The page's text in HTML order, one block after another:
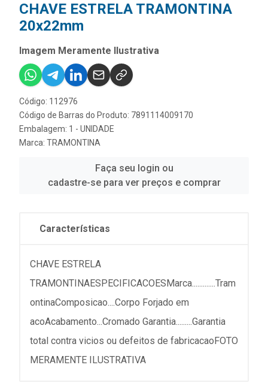
CHAVE ESTRELA TRAMONTINA
20x22mm
Imagem Meramente Ilustrativa
Código: 112976
Código de Barras do Produto: 7891114009170
Embalagem: 1 - UNIDADE
Marca: TRAMONTINA
Faça seu login ou
cadastre-se para ver preços e comprar
Características
CHAVE ESTRELA
TRAMONTINAESPECIFICACOESMarca.............Tram
ontinaComposicao....Corpo Forjado em
acoAcabamento...Cromado Garantia.........Garantia
total contra vicios ou defeitos de fabricacaoFOTO
MERAMENTE ILUSTRATIVA